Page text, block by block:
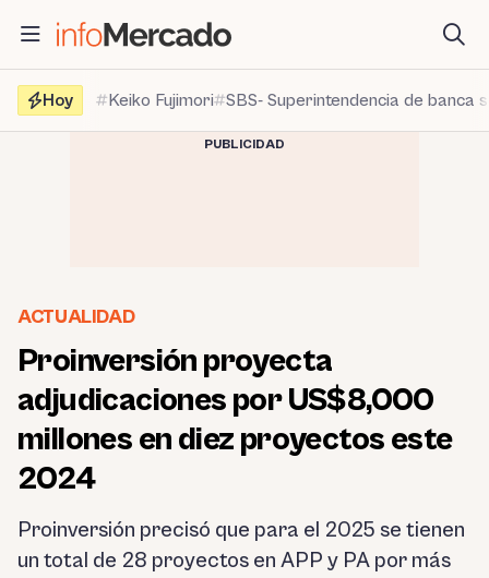
contenido
Hoy
Keiko Fujimori SBS- Superintendencia de banca
PUBLICIDAD
ACTUALIDAD
Proinversión proyecta
adjudicaciones por US$8,000
millones en diez proyectos este
2024
Proinversión precisó que para el 2025 se tienen
un total de 28 proyectos en APP y PA por más